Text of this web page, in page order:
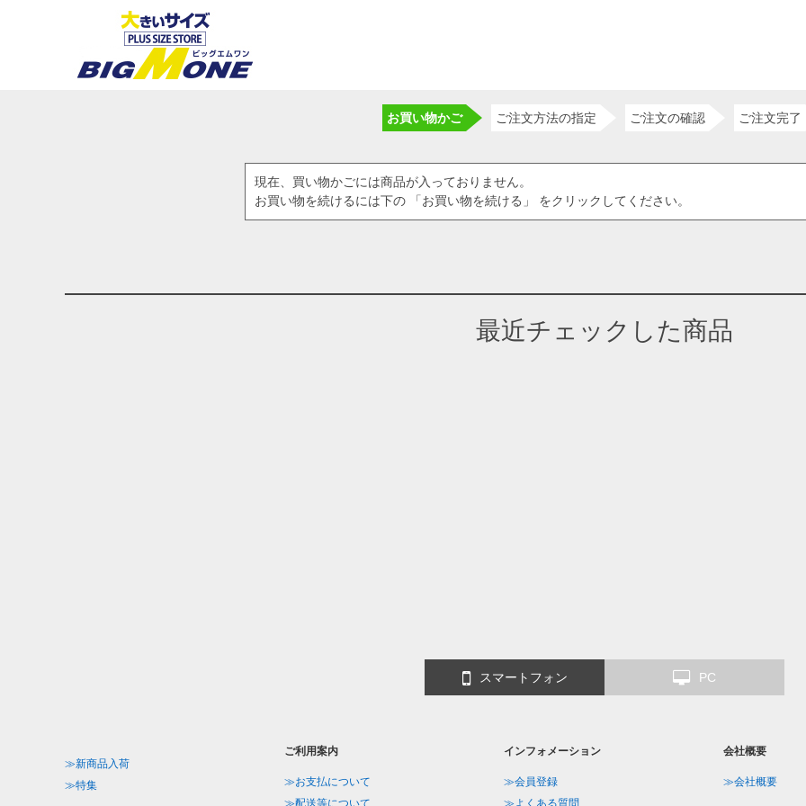
お買い物かご ご注文方法の指定 ご注文の確認 ご注文完了
現在、買い物かごには商品が入っておりません。
お買い物を続けるには下の 「お買い物を続ける」 をクリックしてください。
最近チェックした商品
スマートフォン PC
≫新商品入荷
≫特集
ご利用案内
≫お支払について
≫配送等について
インフォメーション
≫会員登録
≫よくある質問
会社概要
≫会社概要